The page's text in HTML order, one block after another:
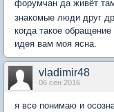
форумчан да живёт
знакомые люди друг
когда такое
идея вам моя ясна.
vladimir48
06 сен 2016
я все понимаю и